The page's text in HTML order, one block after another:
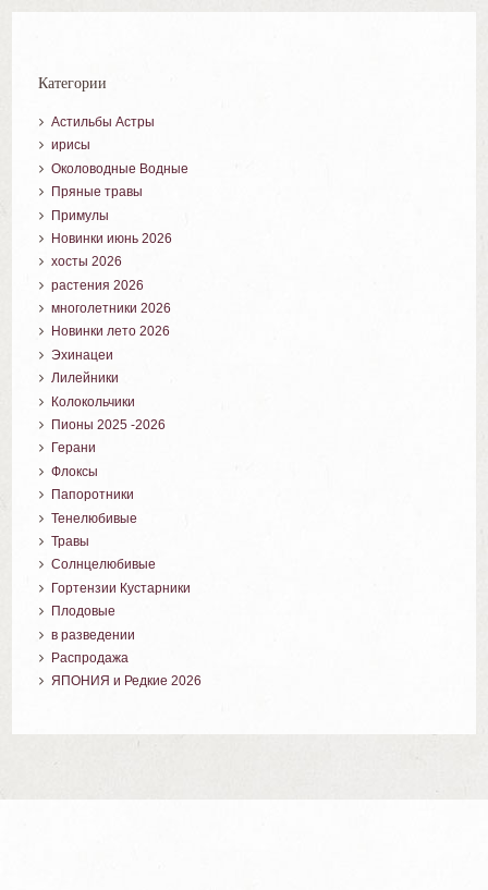
Категории
Астильбы Астры
ирисы
Околоводные Водные
Пряные травы
Примулы
Новинки июнь 2026
хосты 2026
растения 2026
многолетники 2026
Новинки лето 2026
Эхинацеи
Лилейники
Колокольчики
Пионы 2025 -2026
Герани
Флоксы
Папоротники
Тенелюбивые
Травы
Солнцелюбивые
Гортензии Кустарники
Плодовые
в разведении
Распродажа
ЯПОНИЯ и Редкие 2026